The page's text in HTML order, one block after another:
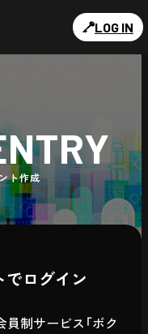
LOG IN
ト作成
でログイン
員制サービス「ボク